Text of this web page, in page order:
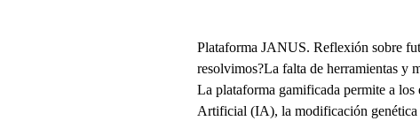
Plataforma JANUS. Reflexión sobre
resolvimos?La falta de herramientas y
La plataforma gamificada permite a los
Artificial (IA), la modificación genética